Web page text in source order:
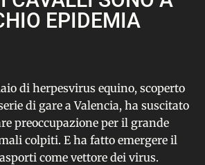
EPIDEMIA
di herpesvirus equino, scoperto
di gare a Valencia, ha suscitato
preoccupazione per il grande
colpiti. E ha fatto emergere il
come vettore dei virus.